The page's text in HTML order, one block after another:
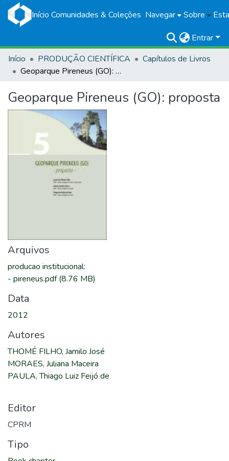
Início Comunidades & Coleções Navegar Sobre
Entrar
Início
PRODUÇÃO CIENTÍFICA
Capítulos de Livros
Geoparque Pireneus (GO): proposta
Geoparque Pireneus (GO): proposta
Arquivos
producao institucional:
- pireneus.pdf(8.76 MB)
Data
2012
Autores
THOMÉ FILHO, Jamilo José
MORAES, Juliana Maceira
PAULA, Thiago Luiz Feijó de
Editor
CPRM
Tipo